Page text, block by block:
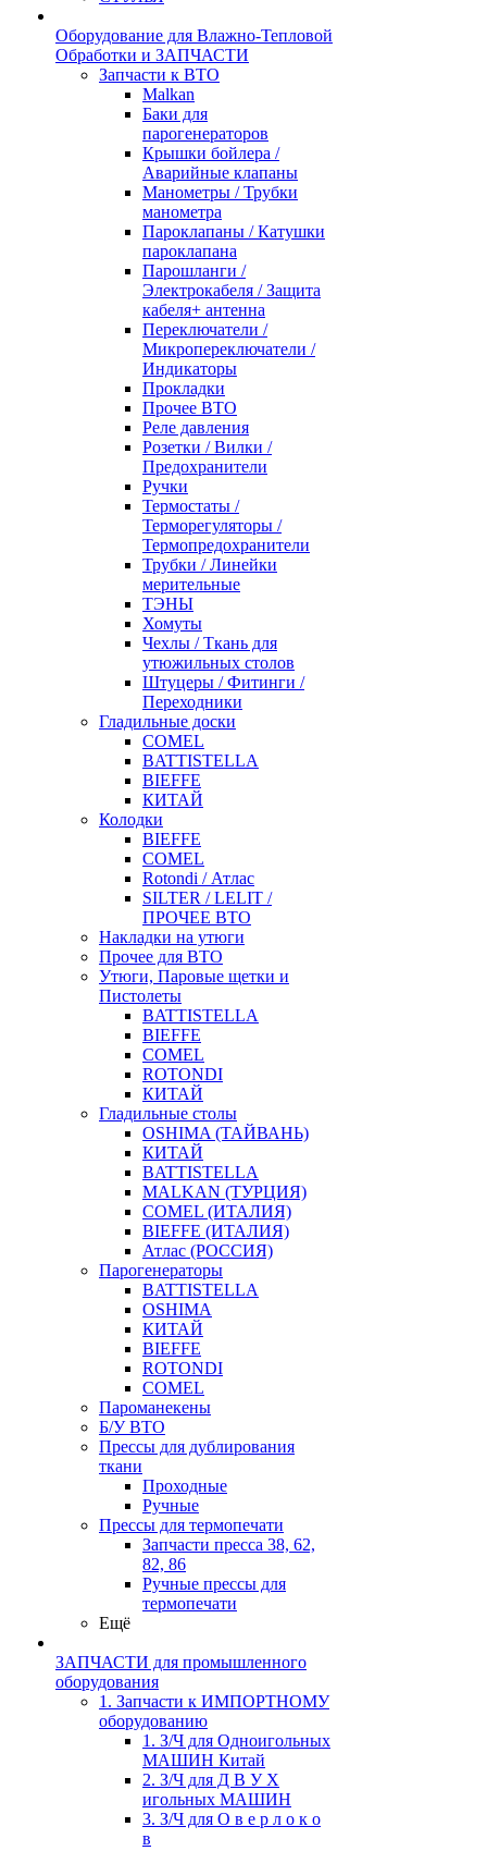
Оборудование для Влажно-Тепловой
Обработки и ЗАПЧАСТИ
Запчасти к ВТО
Malkan
Баки для
парогенераторов
Крышки бойлера /
Аварийные клапаны
Манометры / Трубки
манометра
Пароклапаны / Катушки
пароклапана
Парошланги /
Электрокабеля / Защита
кабеля+ антенна
Переключатели /
Микропереключатели /
Индикаторы
Прокладки
Прочее ВТО
Реле давления
Розетки / Вилки /
Предохранители
Ручки
Термостаты /
Терморегуляторы /
Термопредохранители
Трубки / Линейки
мерительные
ТЭНЫ
Хомуты
Чехлы / Ткань для
утюжильных столов
Штуцеры / Фитинги /
Переходники
Гладильные доски
COMEL
BATTISTELLA
BIEFFE
КИТАЙ
Колодки
BIEFFE
COMEL
Rotondi / Атлас
SILTER / LELIT /
ПРОЧЕЕ ВТО
Накладки на утюги
Прочее для ВТО
Утюги, Паровые щетки и
Пистолеты
BATTISTELLA
BIEFFE
COMEL
ROTONDI
КИТАЙ
Гладильные столы
OSHIMA (ТАЙВАНЬ)
КИТАЙ
BATTISTELLA
MALKAN (ТУРЦИЯ)
COMEL (ИТАЛИЯ)
BIEFFE (ИТАЛИЯ)
Атлас (РОССИЯ)
Парогенераторы
BATTISTELLA
OSHIMA
КИТАЙ
BIEFFE
ROTONDI
COMEL
Пароманекены
Б/У ВТО
Прессы для дублирования
ткани
Проходные
Ручные
Прессы для термопечати
Запчасти пресса 38, 62,
82, 86
Ручные прессы для
термопечати
Ещё
ЗАПЧАСТИ для промышленного
оборудования
1. Запчасти к ИМПОРТНОМУ
оборудованию
1. З/Ч для Одноигольных
МАШИН Китай
2. З/Ч для Д В У Х
игольных МАШИН
3. З/Ч для О в е р л о к о
в